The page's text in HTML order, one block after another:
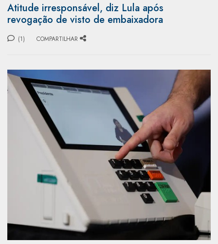
Atitude irresponsável, diz Lula após
revogação de visto de embaixadora
(1) COMPARTILHAR